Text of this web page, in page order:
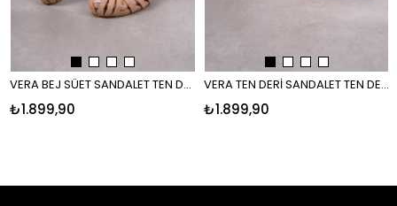
VERA BEJ SÜET SANDALET TEN DERİ
₺1.899,90
VERA TEN DERİ SANDALET TEN DERİ
₺1.899,90